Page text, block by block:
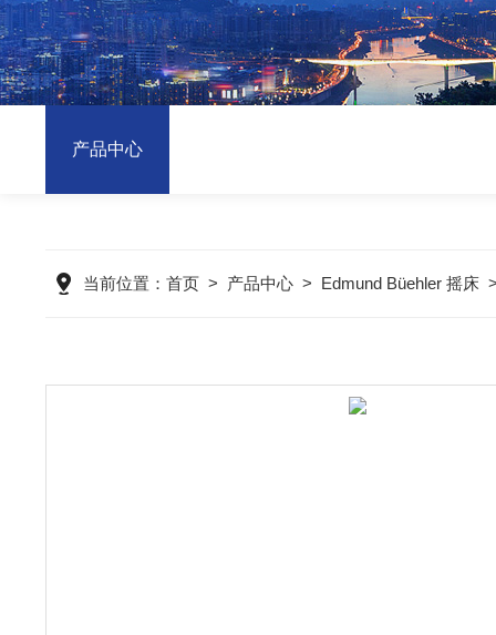
产品中心
当前位置： 首页> 产品中心> Edmund Büehler 摇床